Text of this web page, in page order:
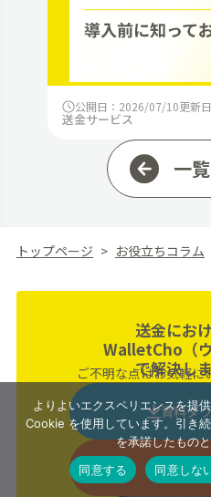
公開日：2026/07/10更新
送金サービス
一
トップページ お役立ちコラム
送金にお
WalletCho（ウ
で解決し
ご不明な点はお気軽に
資料ダ
お問
よりよいエクスペリエンスを提
Cookie を使用しています。引き
を承諾したもの
同意する
同意しな